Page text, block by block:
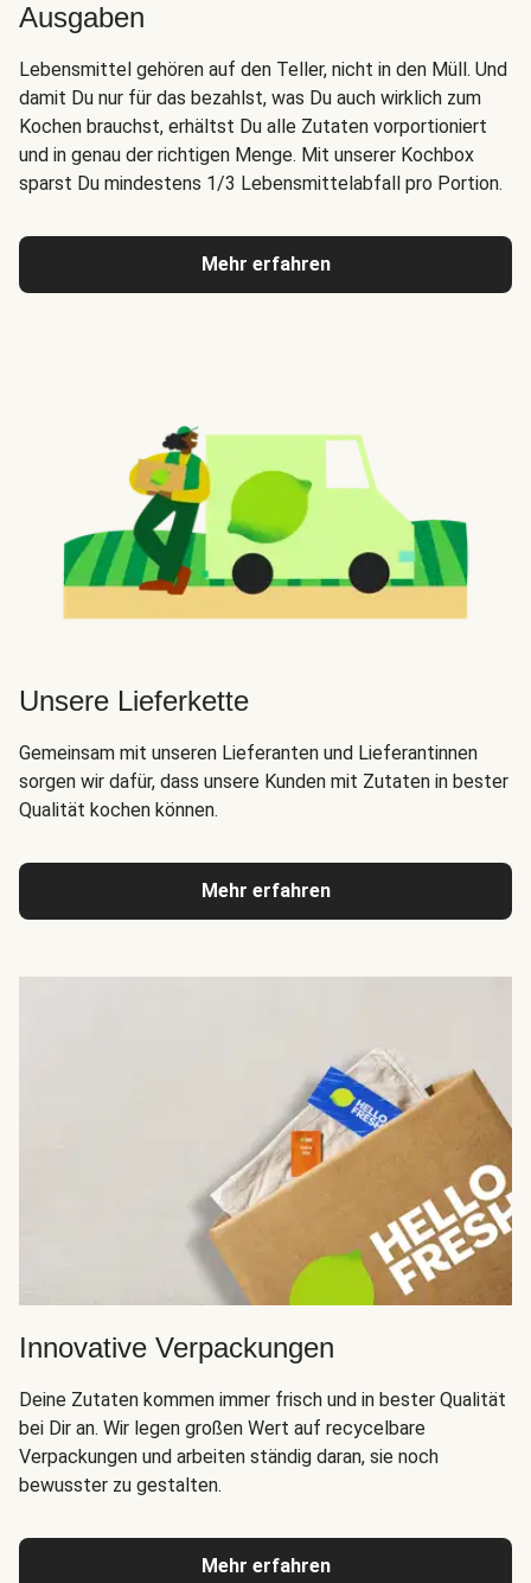
Ausgaben
Lebensmittel gehören auf den Teller, nicht in den Müll. Und
damit Du nur für das bezahlst, was Du auch wirklich zum
Kochen brauchst, erhältst Du alle Zutaten vorportioniert
und in genau der richtigen Menge. Mit unserer Kochbox
sparst Du mindestens 1/3 Lebensmittelabfall pro Portion.
Mehr erfahren
Unsere Lieferkette
Gemeinsam mit unseren Lieferanten und Lieferantinnen
sorgen wir dafür, dass unsere Kunden mit Zutaten in bester
Qualität kochen können.
Mehr erfahren
Innovative Verpackungen
Deine Zutaten kommen immer frisch und in bester Qualität
bei Dir an. Wir legen großen Wert auf recycelbare
Verpackungen und arbeiten ständig daran, sie noch
bewusster zu gestalten.
Mehr erfahren